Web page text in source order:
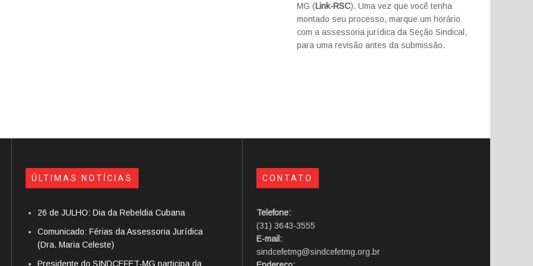
MG (Link-RSC). Uma vez que você tenha
montado seu processo, marque um horário
com a assessoria jurídica da Seção Sindical,
para uma revisão antes da submissão.
ÚLTIMAS NOTÍCIAS
26 de JULHO: Dia da Rebeldia Cubana
Comunicado: Férias da Assessoria Jurídica
(Dra. Maria Celeste)
Presidente do SINDCEFET-MG participa da
CONTATO
Telefone:
(31) 3643-3555
E-mail:
sindcefetmg@sindcefetmg.org.br